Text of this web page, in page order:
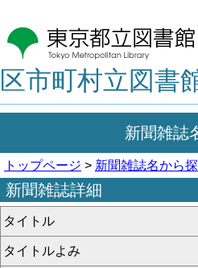
区市町村立図書
新聞雑誌
トップページ > 新聞雑誌名から
新聞雑誌詳細
タイトル
タイトルよみ